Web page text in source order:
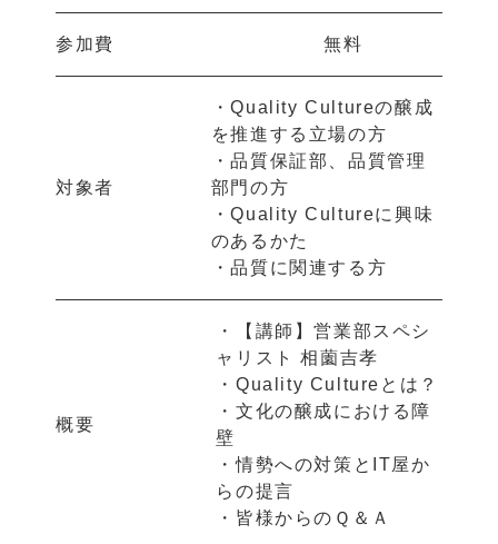
参加費 無料
対象者
・Quality Cultureの醸成
を推進する立場の方
・品質保証部、品質管理
部門の方
・Quality Cultureに興味
のあるかた
・品質に関連する方
概要
・【講師】営業部スペシ
ャリスト 相薗吉孝
・Quality Cultureとは？
・文化の醸成における障
壁
・情勢への対策とIT屋か
らの提言
・皆様からのＱ＆Ａ